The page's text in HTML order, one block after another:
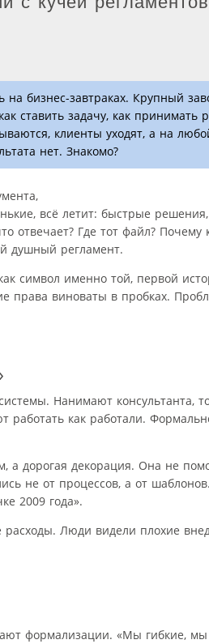
бизнес-завтраках. Крупный
ставить задачу, как принимать
клиенты уходят, а на
нет. Знакомо?
всё летит: быстрые
отвечает? Где тот файл?
душный регламент.
символ именно той, первой
права виноваты в пробках.
Нанимают консультанта,
работать как работали.
дорогая декорация. Она не
не от процессов, а от
2009 года».
Люди видели плохие
формализации. «Мы гибкие,